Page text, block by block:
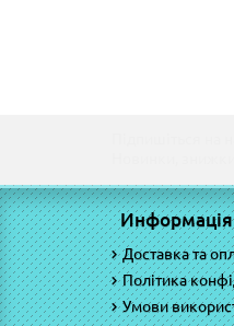
Информація
Доставка та
Політика
Умови